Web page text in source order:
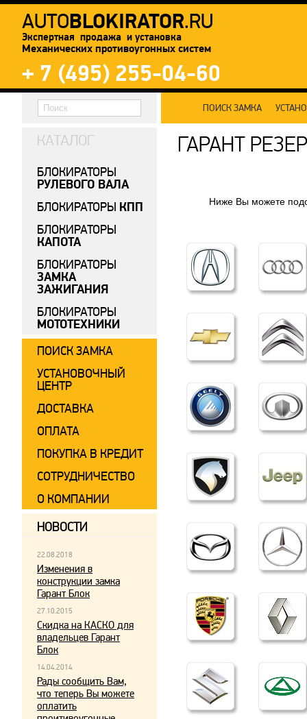
AUTOBLOKIRATOR.RU
Экспертная продажа и установка
Механических противоугонных систем
+ 7 (495) 255-04-60
ПОИСК ЗАМКА
ГАРАНТ
Ниже Вы можете
КАТАЛОГ
БЛОКИРАТОРЫ
РУЛЕВОГО ВАЛА
БЛОКИРАТОРЫ КПП
БЛОКИРАТОРЫ
КАПОТА
БЛОКИРАТОРЫ
ЗАМКА
ЗАЖИГАНИЯ
БЛОКИРАТОРЫ
МОТОТЕХНИКИ
ПОИСК ЗАМКА
УСТАНОВОЧНЫЙ
ЦЕНТР
ДОСТАВКА
ОПЛАТА
ПОКУПКА В КРЕДИТ
СОТРУДНИЧЕСТВО
О КОМПАНИИ
НОВОСТИ
22.08.2018
Изменения в
конструкции замка
Гарант Блок
27.10.2015
Скидка на КАСКО для
владельцев Гарант
Блок
14.04.2014
Рады сообщить Вам,
что теперь Вы можете
оплатить